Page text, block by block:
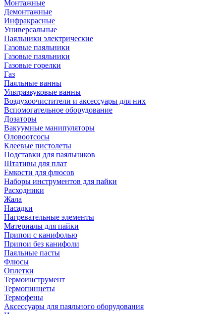
Монтажные
Демонтажные
Инфракрасные
Универсальные
Паяльники электрические
Газовые паяльники
Газовые паяльники
Газовые горелки
Газ
Паяльные ванны
Ультразвуковые ванны
Воздухоочистители и аксессуары для них
Вспомогательное оборудование
Дозаторы
Вакуумные манипуляторы
Оловоотсосы
Клеевые пистолеты
Подставки для паяльников
Штативы для плат
Емкости для флюсов
Наборы инструментов для пайки
Расходники
Жала
Насадки
Нагревательные элементы
Материалы для пайки
Припои с канифолью
Припои без канифоли
Паяльные пасты
Флюсы
Оплетки
Термоинструмент
Термопинцеты
Термофены
Аксессуары для паяльного оборудования